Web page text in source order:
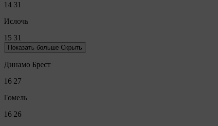
14 31
Ислочь
15 31
Показать больше Скрыть
Динамо Брест
16 27
Гомель
16 26